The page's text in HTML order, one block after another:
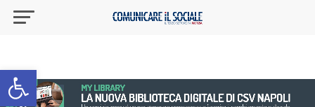
Apri la barra degli strumenti